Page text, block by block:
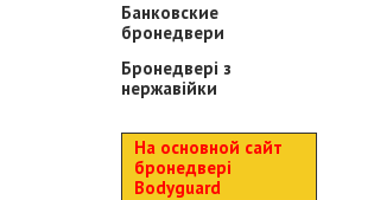
Банковские
бронедвери
Бронедвері з
нержавійки
На основной сайт
бронедвері
Bodyguard